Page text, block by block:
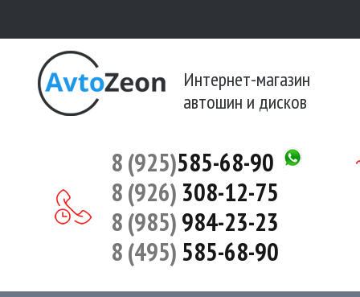
Интернет-магазин
автошин и дисков
8 (925)585-68-90
8 (926) 308-12-75
8 (985)984-23-23
8 (495)585-68-90